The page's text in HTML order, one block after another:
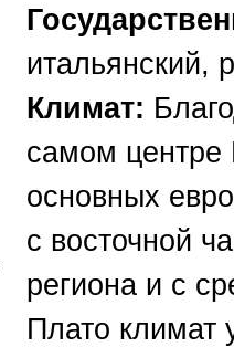
итальянский,
Климат:
самом центре
основных
с восточной
региона и с
Плато климат